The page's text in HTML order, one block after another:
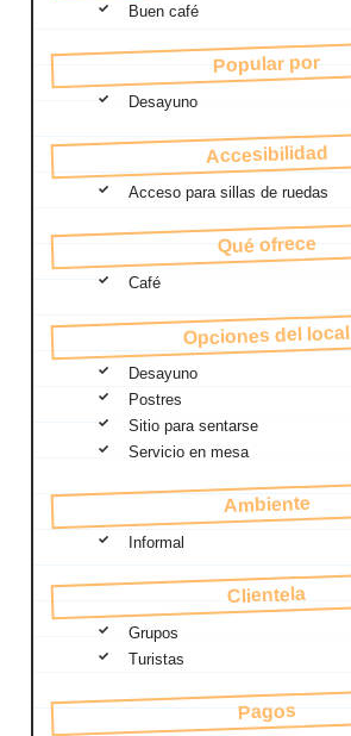
Buen café
Popular por
Desayuno
Accesibilidad
Acceso para sillas de ruedas
Qué ofrece
Café
Opciones del local
Desayuno
Postres
Sitio para sentarse
Servicio en mesa
Ambiente
Informal
Clientela
Grupos
Turistas
Pagos